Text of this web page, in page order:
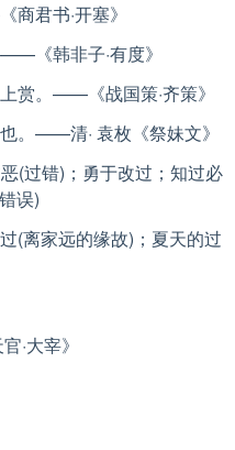
君书·开塞》
《韩非子·有度》
赏。——《战国策·齐策》
。——清· 袁枚《祭妹文》
(过错)；勇于改过；知过必
误)
(离家远的缘故)；夏天的过
·大宰》